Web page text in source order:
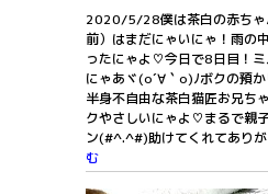
2020/5/28僕は茶白の赤ちゃ
前）はまだにゃいにゃ！雨の
ったにゃよ♡今日で8日目！
にゃあヾ(o´∀｀o)ﾉボクの預
半身不自由な茶白猫匠お兄ち
クやさしいにゃよ♡まるで親
ン(#^.^#)助けてくれてありが
む